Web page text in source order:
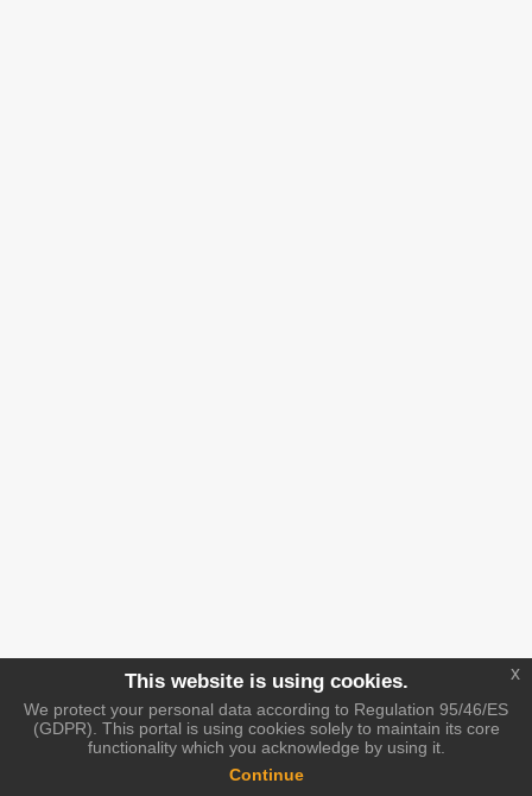
This website is using cookies.
We protect your personal data according to Regulation 95/46/ES
(GDPR). This portal is using cookies solely to maintain its core
functionality which you acknowledge by using it.
Continue
x